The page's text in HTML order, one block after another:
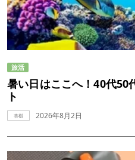
旅活
暑い日はここへ！40代50
ト
杏樹 2026年8月2日